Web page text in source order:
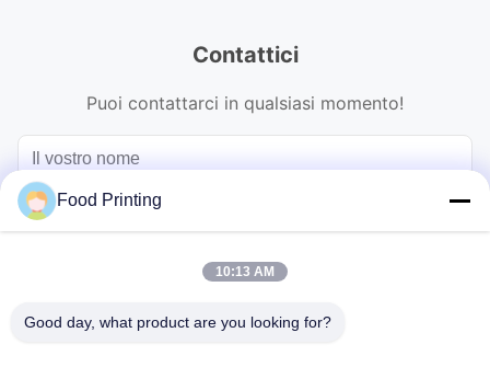
Contattici
Puoi contattarci in qualsiasi momento!
Food Printing
10:13 AM
Good day, what product are you looking for?